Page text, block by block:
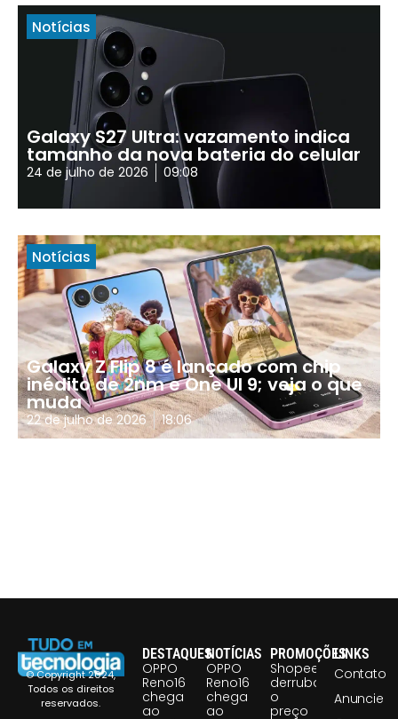
Notícias
Galaxy S27 Ultra: vazamento indica
tamanho da nova bateria do celular
24 de julho de 2026 09:08
Notícias
Galaxy Z Flip 8 é lançado com chip
inédito de 2nm e One UI 9; veja o que
muda
22 de julho de 2026 18:06
© Copyright 2024,
Todos os direitos
reservados.
DESTAQUES
OPPO
Reno16
chega
ao
NOTÍCIAS
OPPO
Reno16
chega
ao
PROMOÇÕES
Shopee
derruba
o
preço
LINKS
Contato
Anuncie